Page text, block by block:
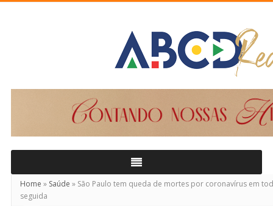
Home » Saúde » São Paulo tem queda de mortes por coronavírus em
seguida